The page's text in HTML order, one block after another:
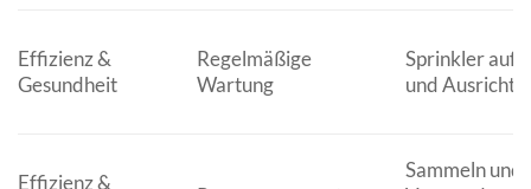
Effizienz &
Gesundheit
Regelmäßige
Wartung
Sprinkler auf
und
Effizienz &
Sammeln und